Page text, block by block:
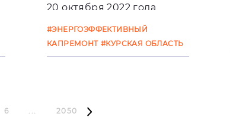
20 октября 2022 года
корпорацией - Фондом
содействия
#ЭНЕРГОЭФФЕКТИВНЫЙ
КАПРЕМОНТ #КУРСКАЯ ОБЛАСТЬ
6 ... 2050